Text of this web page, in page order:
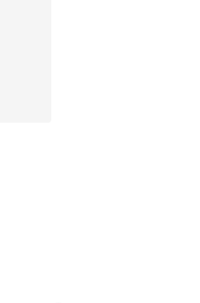
en baisse de € 34,99 à